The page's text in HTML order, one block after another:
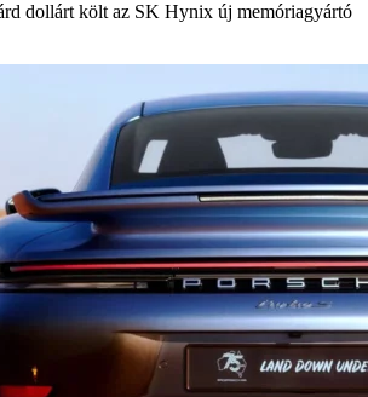
dollárt költ az SK Hynix új memóriagyártó